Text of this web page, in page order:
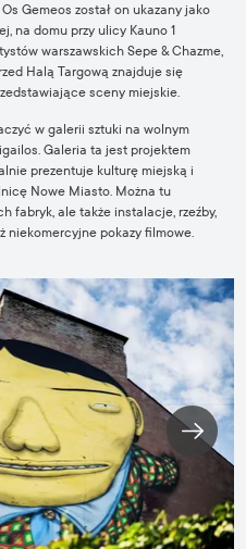
Gemeos został on ukazany jako
na domu przy ulicy Kauno 1
warszawskich Sepe & Chazme,
Halą Targową znajduje się
sceny miejskie.
w galerii sztuki na wolnym
Galeria ta jest projektem
prezentuje kulturę miejską i
Nowe Miasto. Można tu
fabryk, ale także instalacje, rzeźby,
niekomercyjne pokazy filmowe.